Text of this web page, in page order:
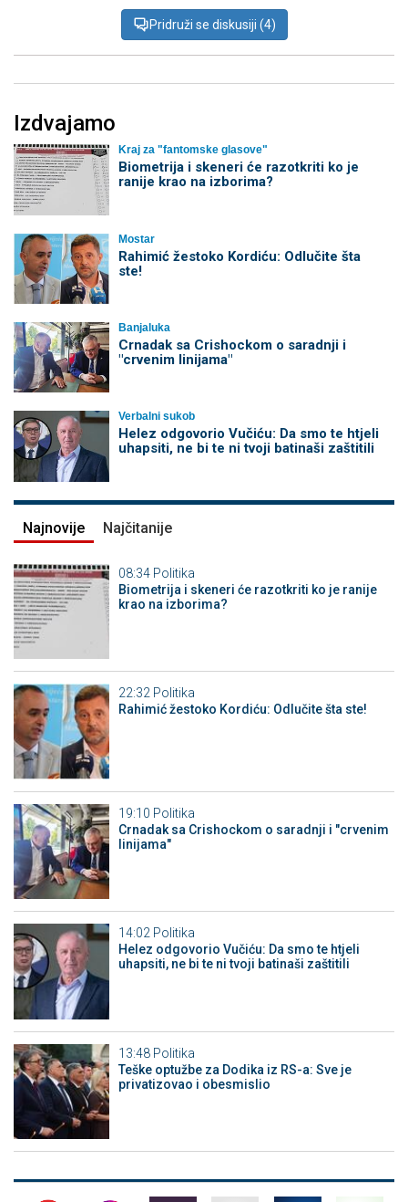
Pridruži se diskusiji (4)
Izdvajamo
Kraj za "fantomske glasove"
Biometrija i skeneri će razotkriti ko je
ranije krao na izborima?
Mostar
Rahimić žestoko Kordiću: Odlučite šta
ste!
Banjaluka
Crnadak sa Crishockom o saradnji i
"crvenim linijama"
Verbalni sukob
Helez odgovorio Vučiću: Da smo te htjeli
uhapsiti, ne bi te ni tvoji batinaši zaštitili
Najnovije Najčitanije
08:34 Politika
Biometrija i skeneri će razotkriti ko je ranije
krao na izborima?
22:32 Politika
Rahimić žestoko Kordiću: Odlučite šta ste!
19:10 Politika
Crnadak sa Crishockom o saradnji i "crvenim
linijama"
14:02 Politika
Helez odgovorio Vučiću: Da smo te htjeli
uhapsiti, ne bi te ni tvoji batinaši zaštitili
13:48 Politika
Teške optužbe za Dodika iz RS-a: Sve je
privatizovao i obesmislio